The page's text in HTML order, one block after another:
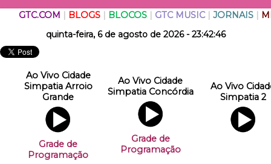
GTC.COM BLOGS| BLOCOS| GTC MUSIC| JORNAIS|
quinta-feira, 6 de agosto de 2026 - 23:42:46
Ao Vivo Cidade
Simpatia Arroio
Grande
Grade de
Programação
Ao Vivo Cidade
Simpatia Concórdia
Grade de
Programação
Ao Vivo
Simpatia 2